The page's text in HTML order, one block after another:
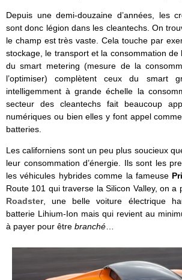
Depuis une demi-douzaine d’années, les
sont donc légion dans les cleantechs. On
le champ est très vaste. Cela touche par
stockage, le transport et la consommation de
du smart metering (mesure de la
l’optimiser) complètent ceux du smart
intelligemment à grande échelle la
secteur des cleantechs fait beaucoup
numériques ou bien elles y font appel
batteries.
Les californiens sont un peu plus soucieux
leur consommation d’énergie. Ils sont les
les véhicules hybrides comme la fameuse
Route 101 qui traverse la Silicon Valley, on a
Roadster, une belle voiture électrique
batterie Lihium-Ion mais qui revient au
à payer pour être branché…